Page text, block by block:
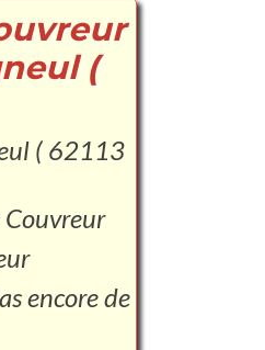
(
( 62113
encore de